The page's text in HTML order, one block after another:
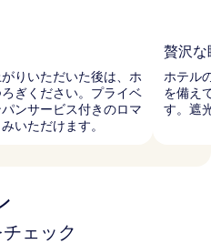
りいただいた後は、ホ
ぎください。プライベ
ンサービス付きのロマ
いただけます。
贅沢な
ホテル
を備え
す。遮
ェック